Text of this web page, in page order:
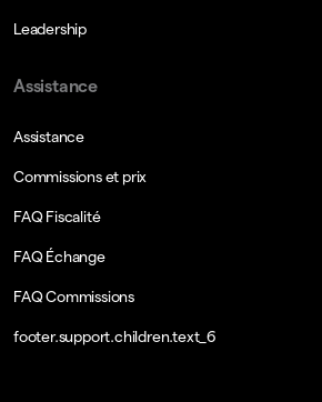
Leadership
Assistance
Assistance
Commissions et prix
FAQ Fiscalité
FAQ Échange
FAQ Commissions
footer.support.children.text_6